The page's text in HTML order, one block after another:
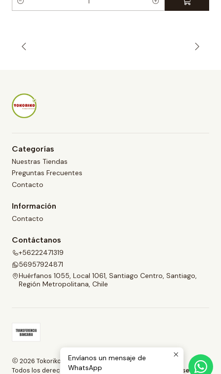
d
Categorías
Nuestras Tiendas
Preguntas Frecuentes
Contacto
Información
Contacto
Contáctanos
+56222471319
56957924871
Huérfanos 1055, Local 1061, Santiago Centro, Santiago,
Región Metropolitana, Chile
2026 Tokoriko.
Todos los derechos reservados.
Desarrollado por Jumpseller.
Envíanos un mensaje de
WhatsApp